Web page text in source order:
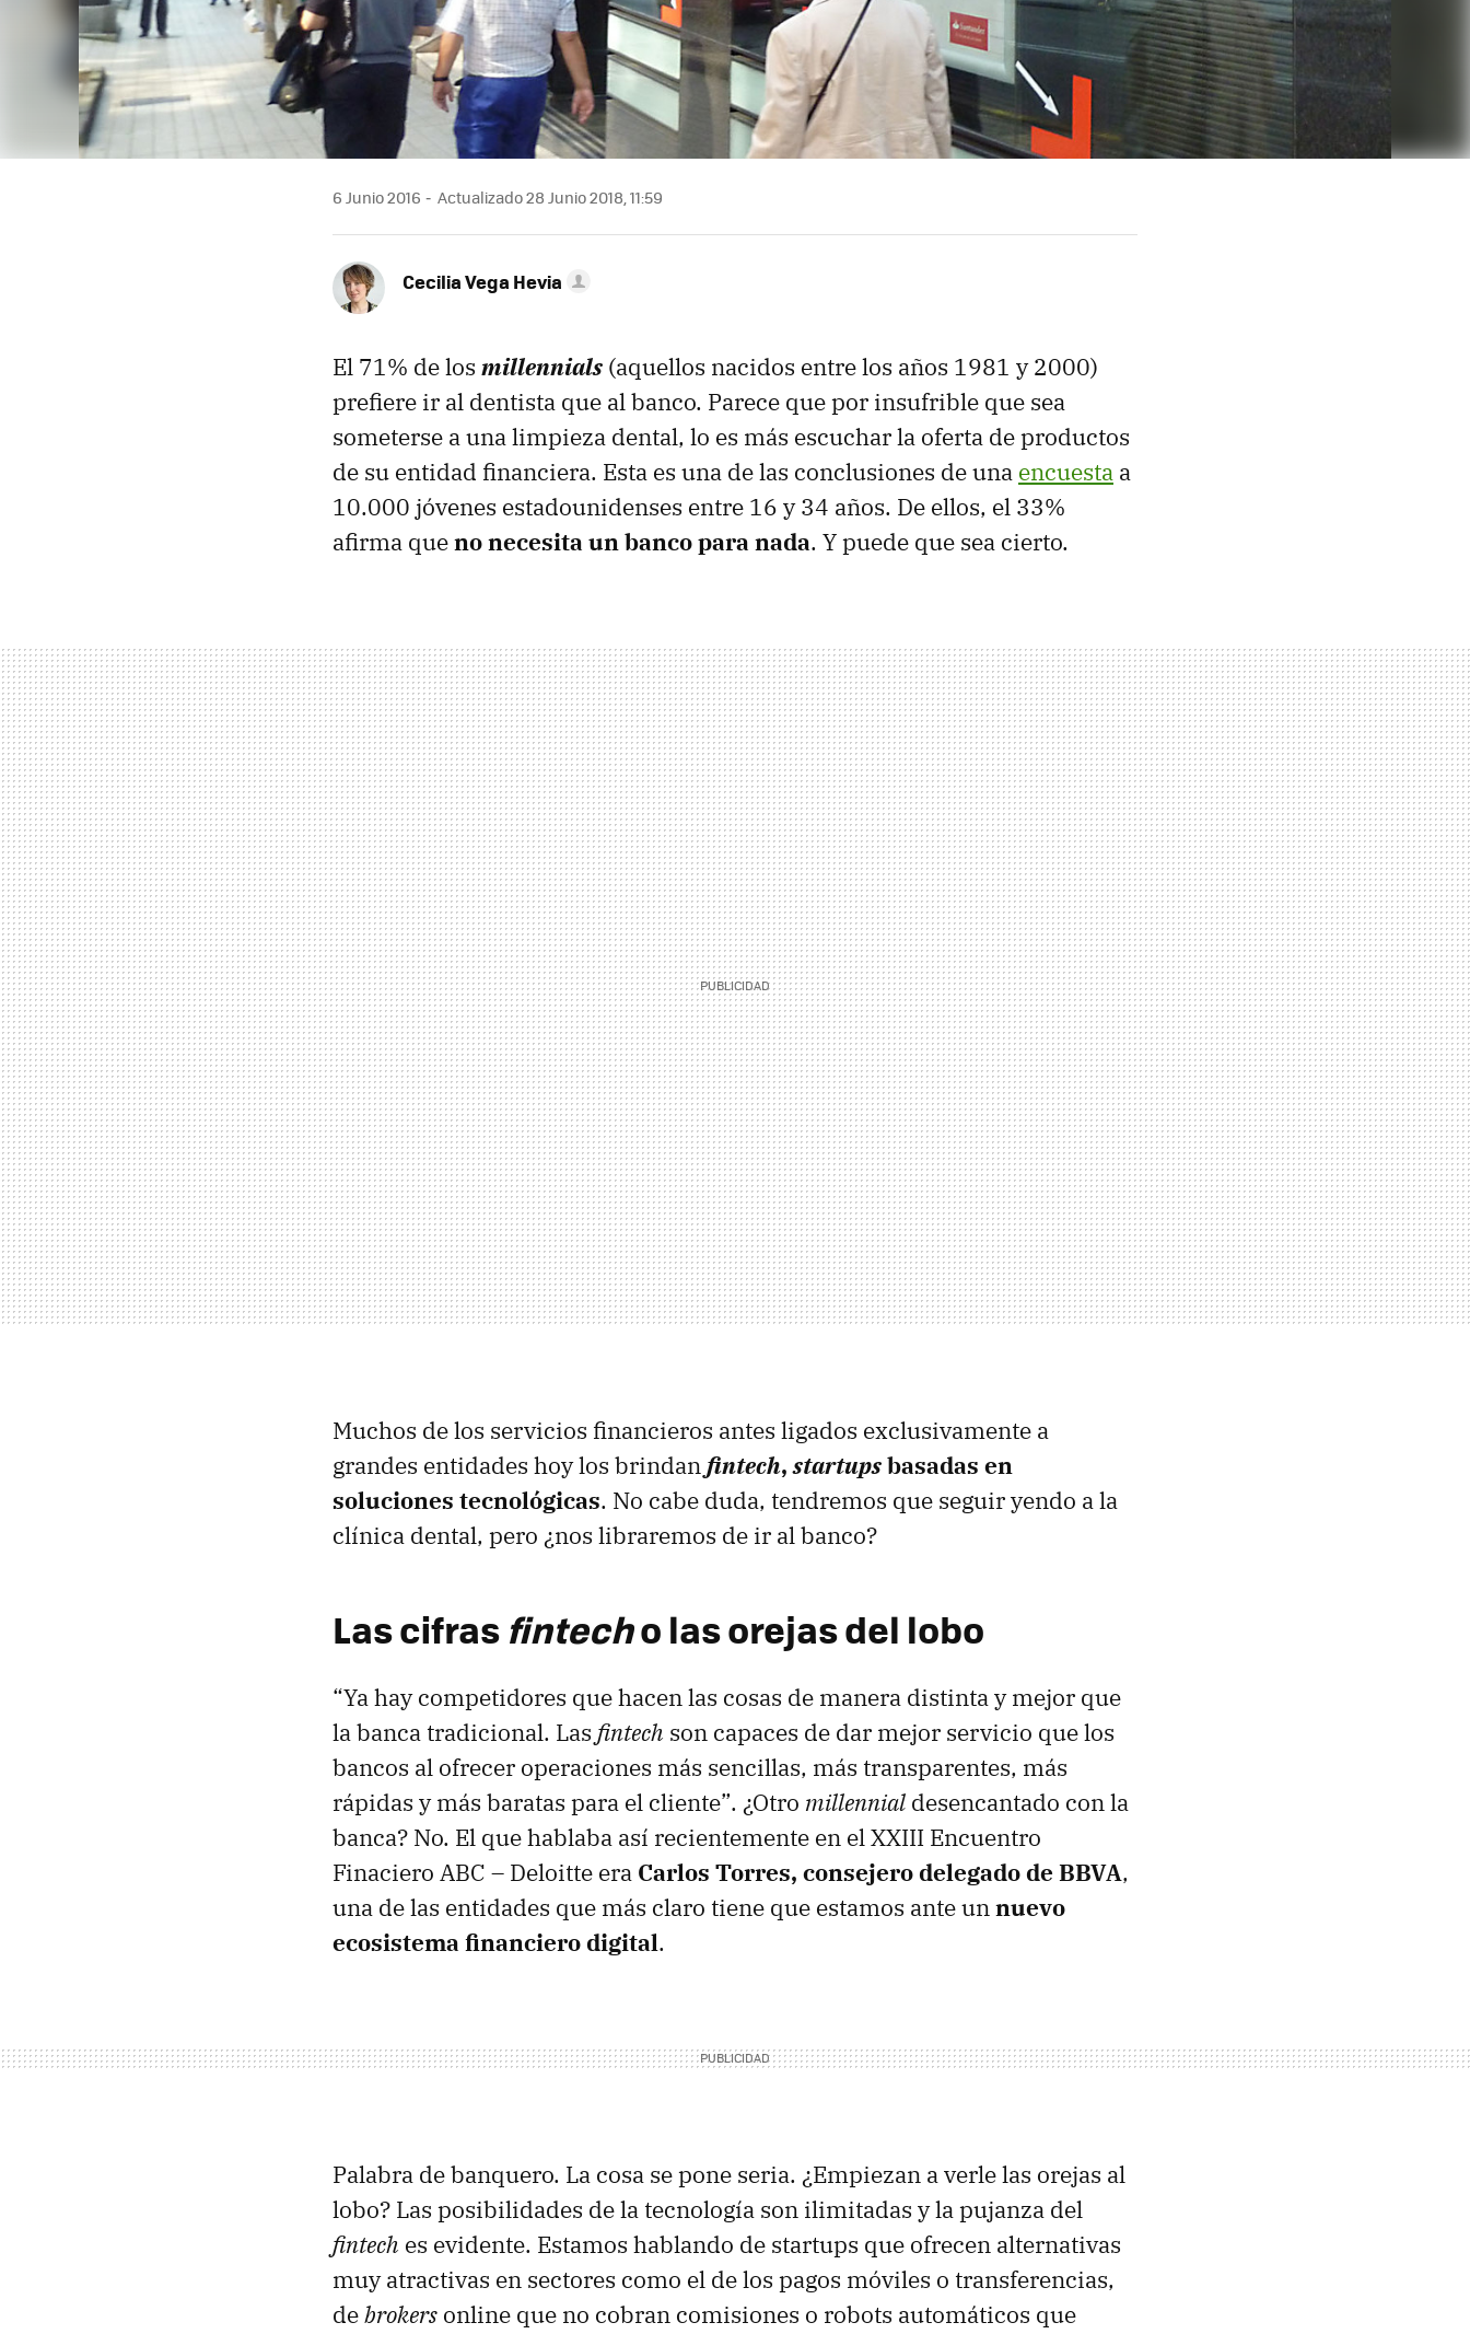
6 Junio 2016 Actualizado 28 Junio 2018, 11:59
Cecilia Vega Hevia
El 71% de los millennials (aquellos nacidos entre los años 1981 y 2000)
prefiere ir al dentista que al banco. Parece que por insufrible que sea
someterse a una limpieza dental, lo es más escuchar la oferta de productos
de su entidad financiera. Esta es una de las conclusiones de una encuesta a
10.000 jóvenes estadounidenses entre 16 y 34 años. De ellos, el 33%
afirma queno necesita un banco para nada. Y puede que sea cierto.
Muchos de los servicios financieros antes ligados exclusivamente a
grandes entidades hoy los brindan fintech,startupsbasadas en
soluciones tecnológicas. No cabe duda, tendremos que seguir yendo a la
clínica dental, pero ¿nos libraremos de ir al banco?
Las cifrasfintecho las orejas del lobo
“Ya hay competidores que hacen las cosas de manera distinta y mejor que
la banca tradicional. Las fintech son capaces de dar mejor servicio que los
bancos al ofrecer operaciones más sencillas, más transparentes, más
rápidas y más baratas para el cliente”. ¿Otro millennial desencantado con la
banca? No. El que hablaba así recientemente en el XXIII Encuentro
Finaciero ABC – Deloitte era Carlos Torres, consejero delegado de BBVA,
una de las entidades que más claro tiene que estamos ante un nuevo
ecosistema financiero digital.
Palabra de banquero. La cosa se pone seria. ¿Empiezan a verle las orejas al
lobo? Las posibilidades de la tecnología son ilimitadas y la pujanza del
fintech es evidente. Estamos hablando de startups que ofrecen alternativas
muy atractivas en sectores como el de los pagos móviles o transferencias,
debrokers online que no cobran comisiones o robots automáticos que